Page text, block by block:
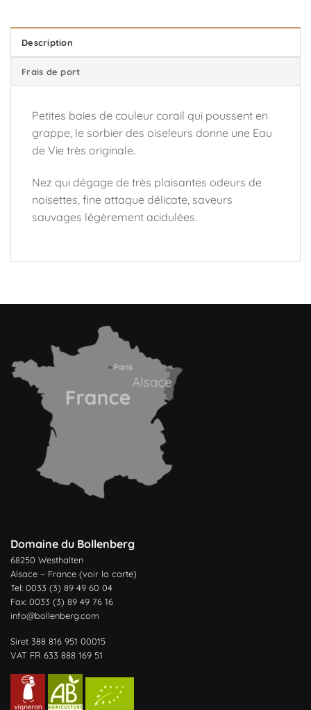
Description
Frais de port
Petites baies de couleur corail qui poussent en
grappe, le sorbier des oiseleurs donne une Eau
de Vie très originale.
Nez qui dégage de très plaisantes odeurs de
noisettes, fine attaque délicate, saveurs
sauvages légèrement acidulées.
Domaine du Bollenberg
68250 Westhalten
Alsace – France (voir la carte)
Tel: 0033 (3) 89 49 60 04
Fax: 0033 (3) 89 49 76 16
info@bollenberg.com
Siret 388 816 951 00015
VAT FR 633 888 169 51